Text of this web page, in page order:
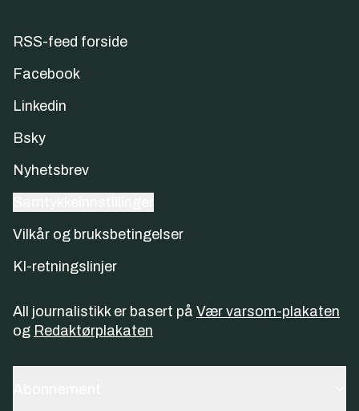
RSS-feed forside
Facebook
Linkedin
Bsky
Nyhetsbrev
Vilkår og bruksbetingelser
KI-retningslinjer
All journalistikk er basert på Vær varsom-plakaten
og Redaktørplakaten